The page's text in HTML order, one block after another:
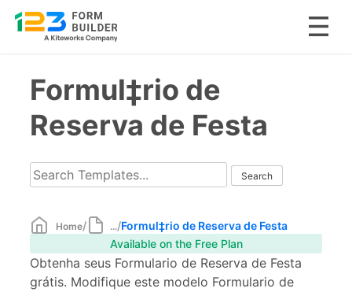
contentFormul‡rio de
Reserva de Festa
Home/ .../Formul‡rio de Reserva de Festa
Available on the Free Plan
Obtenha seus Formulario de Reserva de Festa
grátis. Modifique este modelo Formulario de